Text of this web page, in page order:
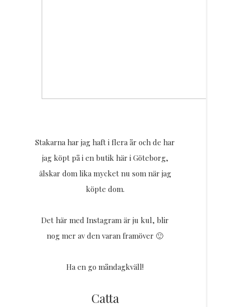
Stakarna har jag haft i flera år och de har
jag köpt på i en butik här i Göteborg,
älskar dom lika mycket nu som när jag
köpte dom.
Det här med Instagram är ju kul, blir
nog mer av den varan framöver 🙂
Ha en go måndagkväll!
Catta